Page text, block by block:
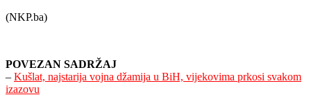
(NKP.ba)
POVEZAN SADRŽAJ
– Kušlat, najstarija vojna džamija u BiH, vijekovima prkosi svakom
izazovu